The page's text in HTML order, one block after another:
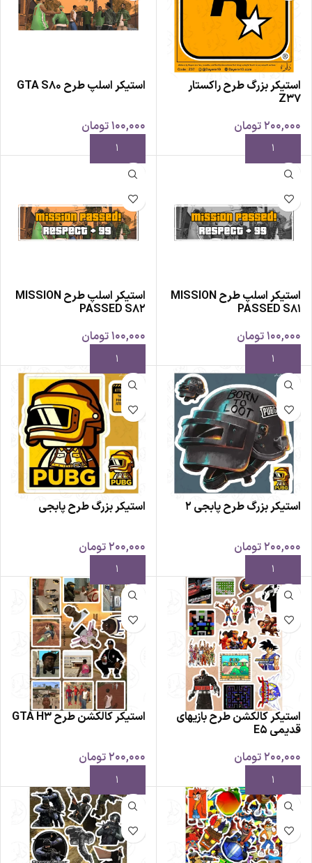
استیکر بزرگ طرح راکستار
Z37
200,000تومان
استیکر اسلپ طرح GTA S80
100,000تومان
استیکر اسلپ طرح MISSION
PASSED S81
100,000تومان
استیکر اسلپ طرح MISSION
PASSED S82
100,000تومان
استیکر بزرگ طرح پابجی 2
200,000تومان
استیکر بزرگ طرح پابجی
200,000تومان
استیکر کالکشن طرح بازیهای
قدیمی E5
200,000تومان
استیکر کالکشن طرح GTA H3
200,000تومان